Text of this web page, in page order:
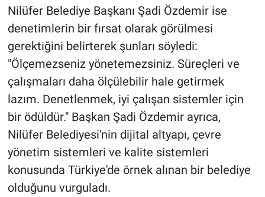
Nilüfer Belediye Başkanı Şadi Özdemir ise
denetimlerin bir fırsat olarak görülmesi
gerektiğini belirterek şunları söyledi:
"Ölçemezseniz yönetemezsiniz. Süreçleri ve
çalışmaları daha ölçülebilir hale getirmek
lazım. Denetlenmek, iyi çalışan sistemler için
bir ödüldür." Başkan Şadi Özdemir ayrıca,
Nilüfer Belediyesi'nin dijital altyapı, çevre
yönetim sistemleri ve kalite sistemleri
konusunda Türkiye'de örnek alınan bir belediye
olduğunu vurguladı.